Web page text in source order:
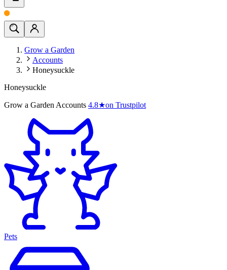
Grow a Garden
Accounts
Honeysuckle
Honeysuckle
Grow a Garden Accounts 4.8★on Trustpilot
Pets